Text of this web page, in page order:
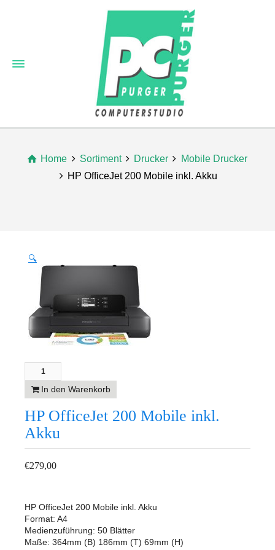
Home Sortiment Drucker
Mobile Drucker
HP OfficeJet 200 Mobile inkl. Akku
🔍
In den Warenkorb
HP OfficeJet 200 Mobile inkl.
Akku
€279,00
HP OfficeJet 200 Mobile inkl. Akku
Format: A4
Medienzuführung: 50 Blätter
Maße: 364mm (B) 186mm (T) 69mm (H)